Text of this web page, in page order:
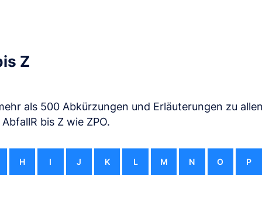
Z
als 500 Abkürzungen und Erläuterungen zu
bis Z wie ZPO.
H I J K L M N O P